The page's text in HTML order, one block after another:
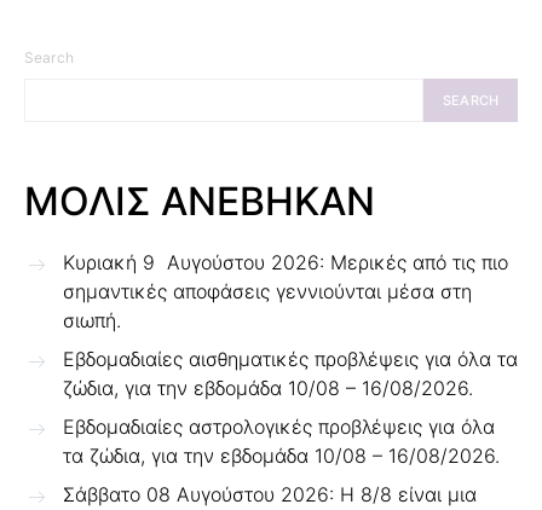
Search
SEARCH
ΜΟΛΙΣ ΑΝΕΒΗΚΑΝ
Κυριακή 9 Αυγούστου 2026: Μερικές από τις πιο
σημαντικές αποφάσεις γεννιούνται μέσα στη
σιωπή.
Εβδομαδιαίες αισθηματικές προβλέψεις για όλα τα
ζώδια, για την εβδομάδα 10/08 – 16/08/2026.
Εβδομαδιαίες αστρολογικές προβλέψεις για όλα
τα ζώδια, για την εβδομάδα 10/08 – 16/08/2026.
Σάββατο 08 Αυγούστου 2026: Η 8/8 είναι μια